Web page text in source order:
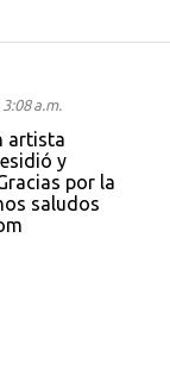
a.m.
artista
y
por la
saludos